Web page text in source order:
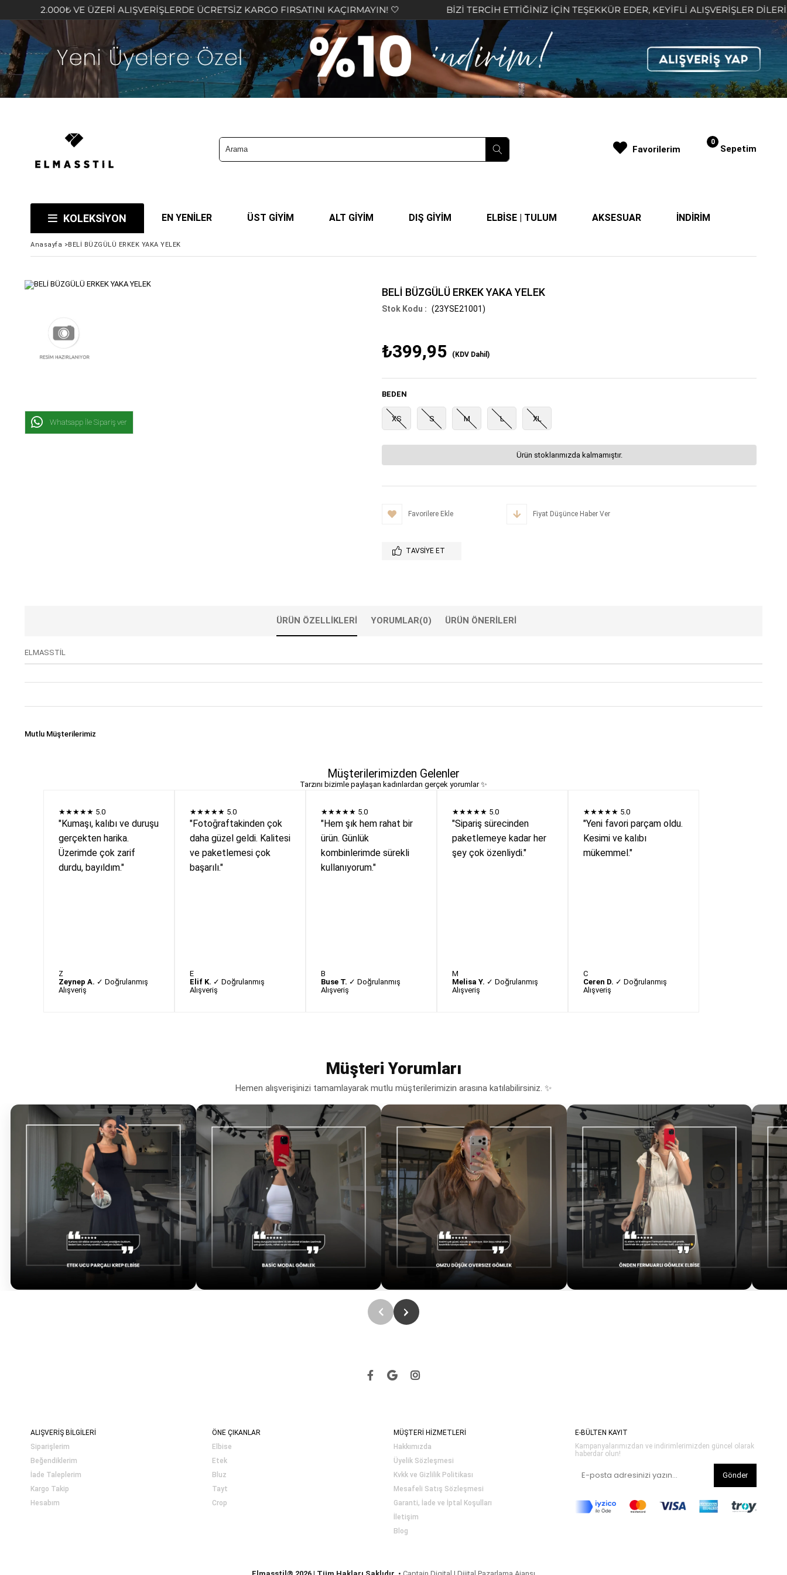
VE ÜZERİ ALIŞVERİŞLERDE ÜCRETSİZ KARGO FIRSATINI KAÇIRMAYIN! 🤍 BİZİ TERCİH ETTİĞİNİZ İÇİN TEŞEKKÜR EDER, KEYİFLİ ALIŞVERİŞLER DİLERİZ 🤍
Sepetim
0
KOLEKSİYON EN YENİLER ÜST GİYİM ALT GİYİM DIŞ GİYİM ELBİSE | TULUM AKSESUAR İNDİRİM
Favorilerim
Anasayfa >BELİ BÜZGÜLÜ ERKEK YAKA YELEK
Whatsapp İle Sipariş ver
BELİ BÜZGÜLÜ ERKEK YAKA YELEK
(23YSE21001)
₺399,95 (KDV Dahil)
BEDEN
XS S M L XL
Ürün stoklarımızda kalmamıştır.
Favorilere Ekle Fiyat Düşünce Haber Ver
TAVSIYE ET
ÜRÜN ÖZELLIKLERI YORUMLAR(0) ÜRÜN ÖNERILERI
ELMASSTİL
Mutlu Müşterilerimiz
Müşterilerimizden Gelenler
Tarzını bizimle paylaşan kadınlardan gerçek yorumlar ✨
★★★★★ 5.0
"Kumaşı, kalıbı ve duruşu
gerçekten harika.
Üzerimde çok zarif
durdu, bayıldım."
Z
Zeynep A. ✓ Doğrulanmış
Alışveriş
★★★★★ 5.0
"Fotoğraftakinden çok
daha güzel geldi. Kalitesi
ve paketlemesi çok
başarılı."
E
Elif K. ✓ Doğrulanmış
Alışveriş
★★★★★ 5.0
"Hem şık hem rahat bir
ürün. Günlük
kombinlerimde sürekli
kullanıyorum."
B
Buse T. ✓ Doğrulanmış
Alışveriş
★★★★★ 5.0
"Sipariş sürecinden
paketlemeye kadar her
şey çok özenliydi."
M
Melisa Y. ✓ Doğrulanmış
Alışveriş
★★★★★ 5.0
"Yeni favori parçam oldu.
Kesimi ve kalıbı
mükemmel."
C
Ceren D. ✓ Doğrulanmış
Alışveriş
Müşteri Yorumları
Hemen alışverişinizi tamamlayarak mutlu müşterilerimizin arasına katılabilirsiniz. ✨
ALIŞVERİŞ BİLGİLERİ
Siparişlerim
Beğendiklerim
İade Taleplerim
Kargo Takip
Hesabım
ÖNE ÇIKANLAR
Elbise
Etek
Bluz
Tayt
Crop
MÜŞTERİ HİZMETLERİ
Hakkımızda
Üyelik Sözleşmesi
Kvkk ve Gizlilik Politikası
Mesafeli Satış Sözleşmesi
Garanti, İade ve İptal Koşulları
İletişim
Blog
E-BÜLTEN KAYIT
Kampanyalarımızdan ve indirimlerimizden güncel olarak
haberdar olun!
Gönder